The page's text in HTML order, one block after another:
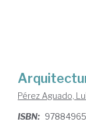
Pérez Aguado,
ISBN: